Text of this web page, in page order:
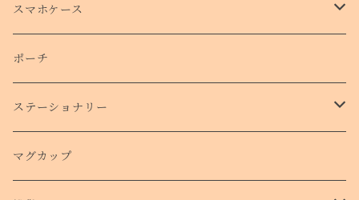
トートバッグ
スマホケース
側面プリントハードケース
手帳型スマホケース
クリアケース
ポーチ
ステーショナリー
カード
マグカップ